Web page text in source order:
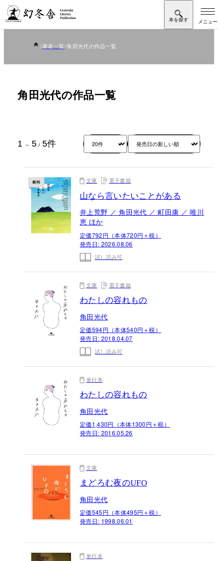
著者一覧 角田光代の作品一覧
角田光代の作品一覧
1 ～ 5 / 5件
文庫 電子書籍
山なら言いたいことがある
井上荒野 ／ 角田光代 ／ 町田康 ／ 唯川
恵 ほか
定価792円（本体720円＋税）
発売日: 2026.08.06
試し読み可
文庫 電子書籍
わたしの容れもの
角田光代
定価594円（本体540円＋税）
発売日: 2018.04.07
試し読み可
単行本
わたしの容れもの
角田光代
定価1,430円（本体1300円＋税）
発売日: 2016.05.26
文庫
まどろむ夜のUFO
角田光代
定価545円（本体495円＋税）
発売日: 1998.06.01
単行本